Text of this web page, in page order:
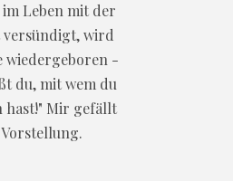
Leben mit der
versündigt, wird
wiedergeboren -
du, mit wem du
hast!" Mir gefällt